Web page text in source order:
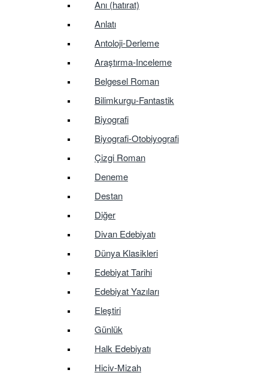
Anı (hatırat)
Anlatı
Antoloji-Derleme
Araştırma-Inceleme
Belgesel Roman
Bilimkurgu-Fantastik
Biyografi
Biyografi-Otobiyografi
Çizgi Roman
Deneme
Destan
Diğer
Divan Edebiyatı
Dünya Klasikleri
Edebiyat Tarihi
Edebiyat Yazıları
Eleştiri
Günlük
Halk Edebiyatı
Hiciv-Mizah